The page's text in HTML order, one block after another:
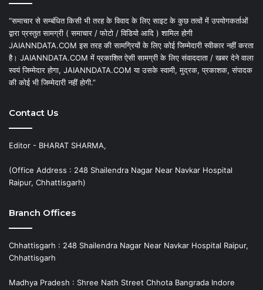
“समाचार से सम्बंधित किसी भी तरह के विवाद के लिए साइट के कुछ तत्वों में उपयोगकर्ताओं
द्वारा प्रस्तुत सामग्री ( समाचार / फोटो / विडियो आदि ) शामिल होगी
JAIANNDATA.COM इस तरह की सामग्रियों के लिए कोई जिम्मेदारी स्वीकार नहीं करता
है। JAIANNDATA.COM में प्रकाशित ऐसी सामग्री के लिए संवाददाता / खबर देने वाला
स्वयं जिम्मेदार होगा, JAIANNDATA.COM या उसके स्वामी, मुद्रक, प्रकाशक, संपादक
की कोई भी जिम्मेदारी नहीं होगी.”
Contact Us
Editor - BHARAT SHARMA,
(Office Address : 248 Shailendra Nagar Near Navkar Hospital
Raipur, Chhattisgarh)
Branch Offices
Chhattisgarh : 248 Shailendra Nagar Near Navkar Hospital Raipur,
Chhattisgarh
Madhya Pradesh : Shree Nath Street Chhota Bangrada Indore